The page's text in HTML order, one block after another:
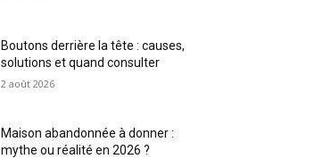
Boutons derrière la tête : causes,
solutions et quand consulter
2 août 2026
Maison abandonnée à donner :
mythe ou réalité en 2026 ?